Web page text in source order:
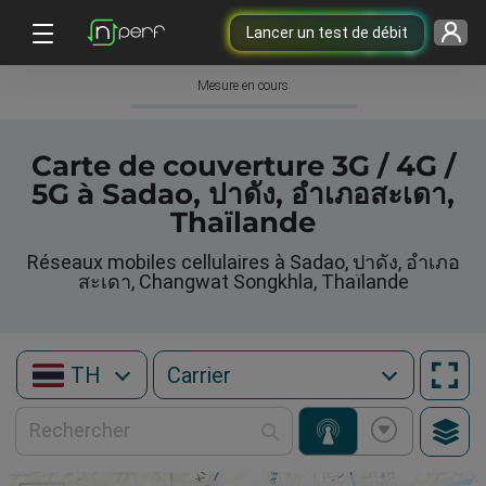
Lancer un test de débit
Mesure en cours
Carte de couverture 3G / 4G /
5G à Sadao, ปาดัง, อำเภอสะเดา,
Thaïlande
Réseaux mobiles cellulaires à Sadao, ปาดัง, อำเภอ
สะเดา, Changwat Songkhla, Thaïlande
TH